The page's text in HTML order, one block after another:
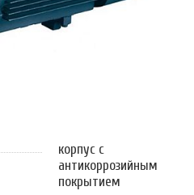
корпус с
антикоррозийным
покрытием